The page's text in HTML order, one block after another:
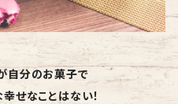
自分のお菓子で
せなことはない！